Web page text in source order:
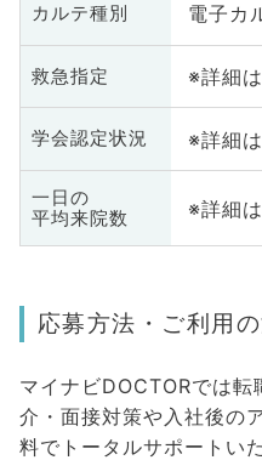
カルテ種別 電子カ
救急指定 ※詳細
学会認定状況 ※詳細
一日の
平均来院数
※詳細
応募方法・ご利用
マイナビDOCTORでは
介・面接対策や入社後の
料でトータルサポートい